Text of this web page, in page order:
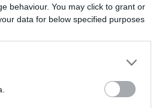
behaviour. You may click to grant or
data for below specified purposes